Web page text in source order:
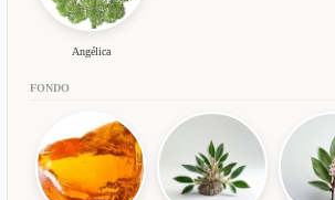
Angélica
FONDO